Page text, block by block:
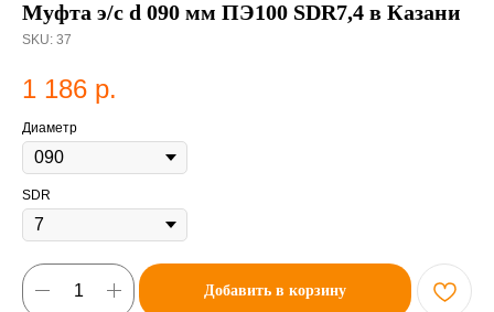
Муфта э/с d 090 мм ПЭ100 SDR7,4 в Казани
SKU: 37
1 186 р.
Диаметр
SDR
Добавить в корзину